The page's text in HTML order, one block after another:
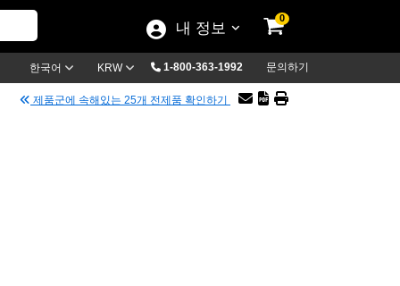
내 정보
0
한국어 KRW 1-800-363-1992 문의하기
제품군에 속해있는 25개 전제품 확인하기